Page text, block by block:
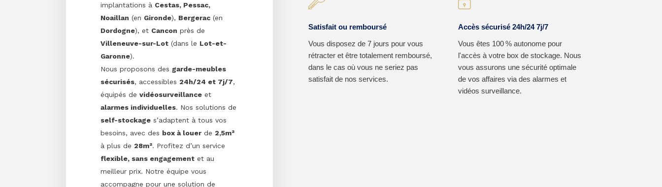
implantations à Cestas, Pessac,
Noaillan (en Gironde), Bergerac (en
Dordogne), et Cancon près de
Villeneuve-sur-Lot (dans le Lot-et-
Garonne).
Nous proposons des garde-meubles
sécurisés, accessibles 24h/24 et 7j/7,
équipés devidéosurveillance et
alarmes individuelles. Nos solutions de
self-stockage s’adaptent à tous vos
besoins, avec des box à louer de 2,5m²
à plus de 28m². Profitez d’un service
flexible, sans engagement et au
meilleur prix. Notre équipe vous
accompagne pour une solution de
Satisfait ou remboursé
Vous disposez de 7 jours pour vous
rétracter et être totalement remboursé,
dans le cas où vous ne seriez pas
satisfait de nos services.
Accès sécurisé 24h/24 7j/7
Vous êtes 100 % autonome pour
l'accès à votre box de stockage. Nous
vous assurons une sécurité optimale
de vos affaires via des alarmes et
vidéos surveillance.